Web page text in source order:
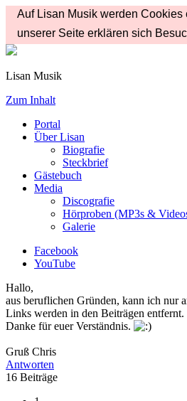
Auf Lisan Musik werden
unserer Seite erklären sich
Lisan Musik
Zum Inhalt
Portal
Über Lisan
Biografie
Steckbrief
Gästebuch
Media
Discografie
Hörproben (MP3s &
Galerie
Facebook
YouTube
Hallo,
aus beruflichen Gründen, kann ich nur
Links werden in den Beiträgen
Danke für euer Verständnis.
Gruß Chris
Antworten
16 Beiträge